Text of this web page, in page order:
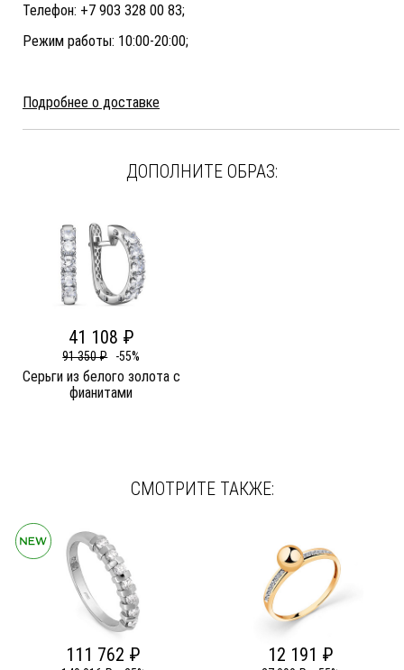
Телефон: +7 903 328 00 83;
Режим работы: 10:00-20:00;
Подробнее о доставке
ДОПОЛНИТЕ ОБРАЗ:
41 108 ₽
91 350 ₽ -55%
Серьги из белого золота c
фианитами
СМОТРИТЕ ТАКЖЕ:
111 762 ₽ 12 191 ₽